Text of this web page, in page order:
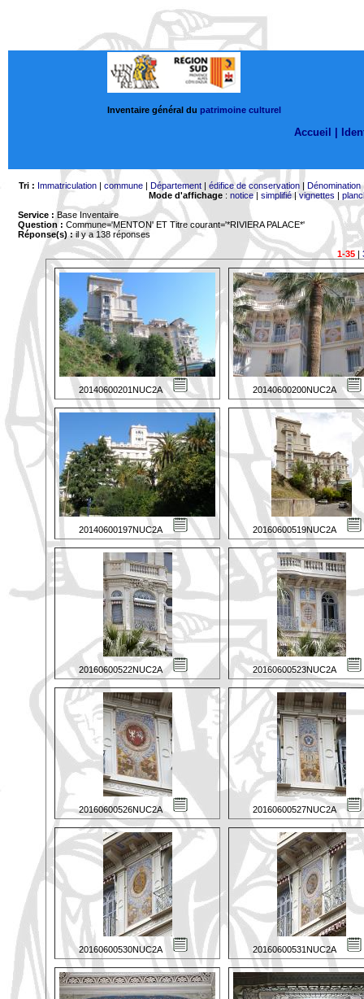
Inventaire général du patrimoine culturel
Accueil |
Tri : Immatriculation| commune| Département| édifice de conservation| Dénomination
Mode d'affichage: notice| simplifié|vignettes |
Service : Base Inventaire
Question : Commune='MENTON' ET Titre courant='*RIVIERA PALACE*'
Réponse(s) :il y a 138 réponses
1-35|
20140600201NUC2A 20140600200NUC2A
20140600197NUC2A 20160600519NUC2A
20160600522NUC2A 20160600523NUC2A
20160600526NUC2A 20160600527NUC2A
20160600530NUC2A 20160600531NUC2A